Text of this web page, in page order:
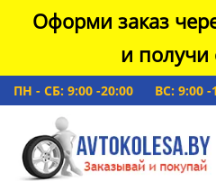
Оформи заказ
и получи
ПН - СБ: 9:00 -20:00 ВС: 9:00 -